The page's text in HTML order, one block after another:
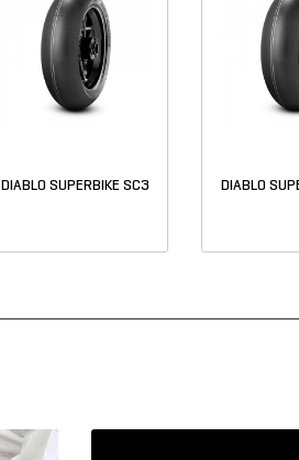
DIABLO SUPERBIKE SC3 DIABLO